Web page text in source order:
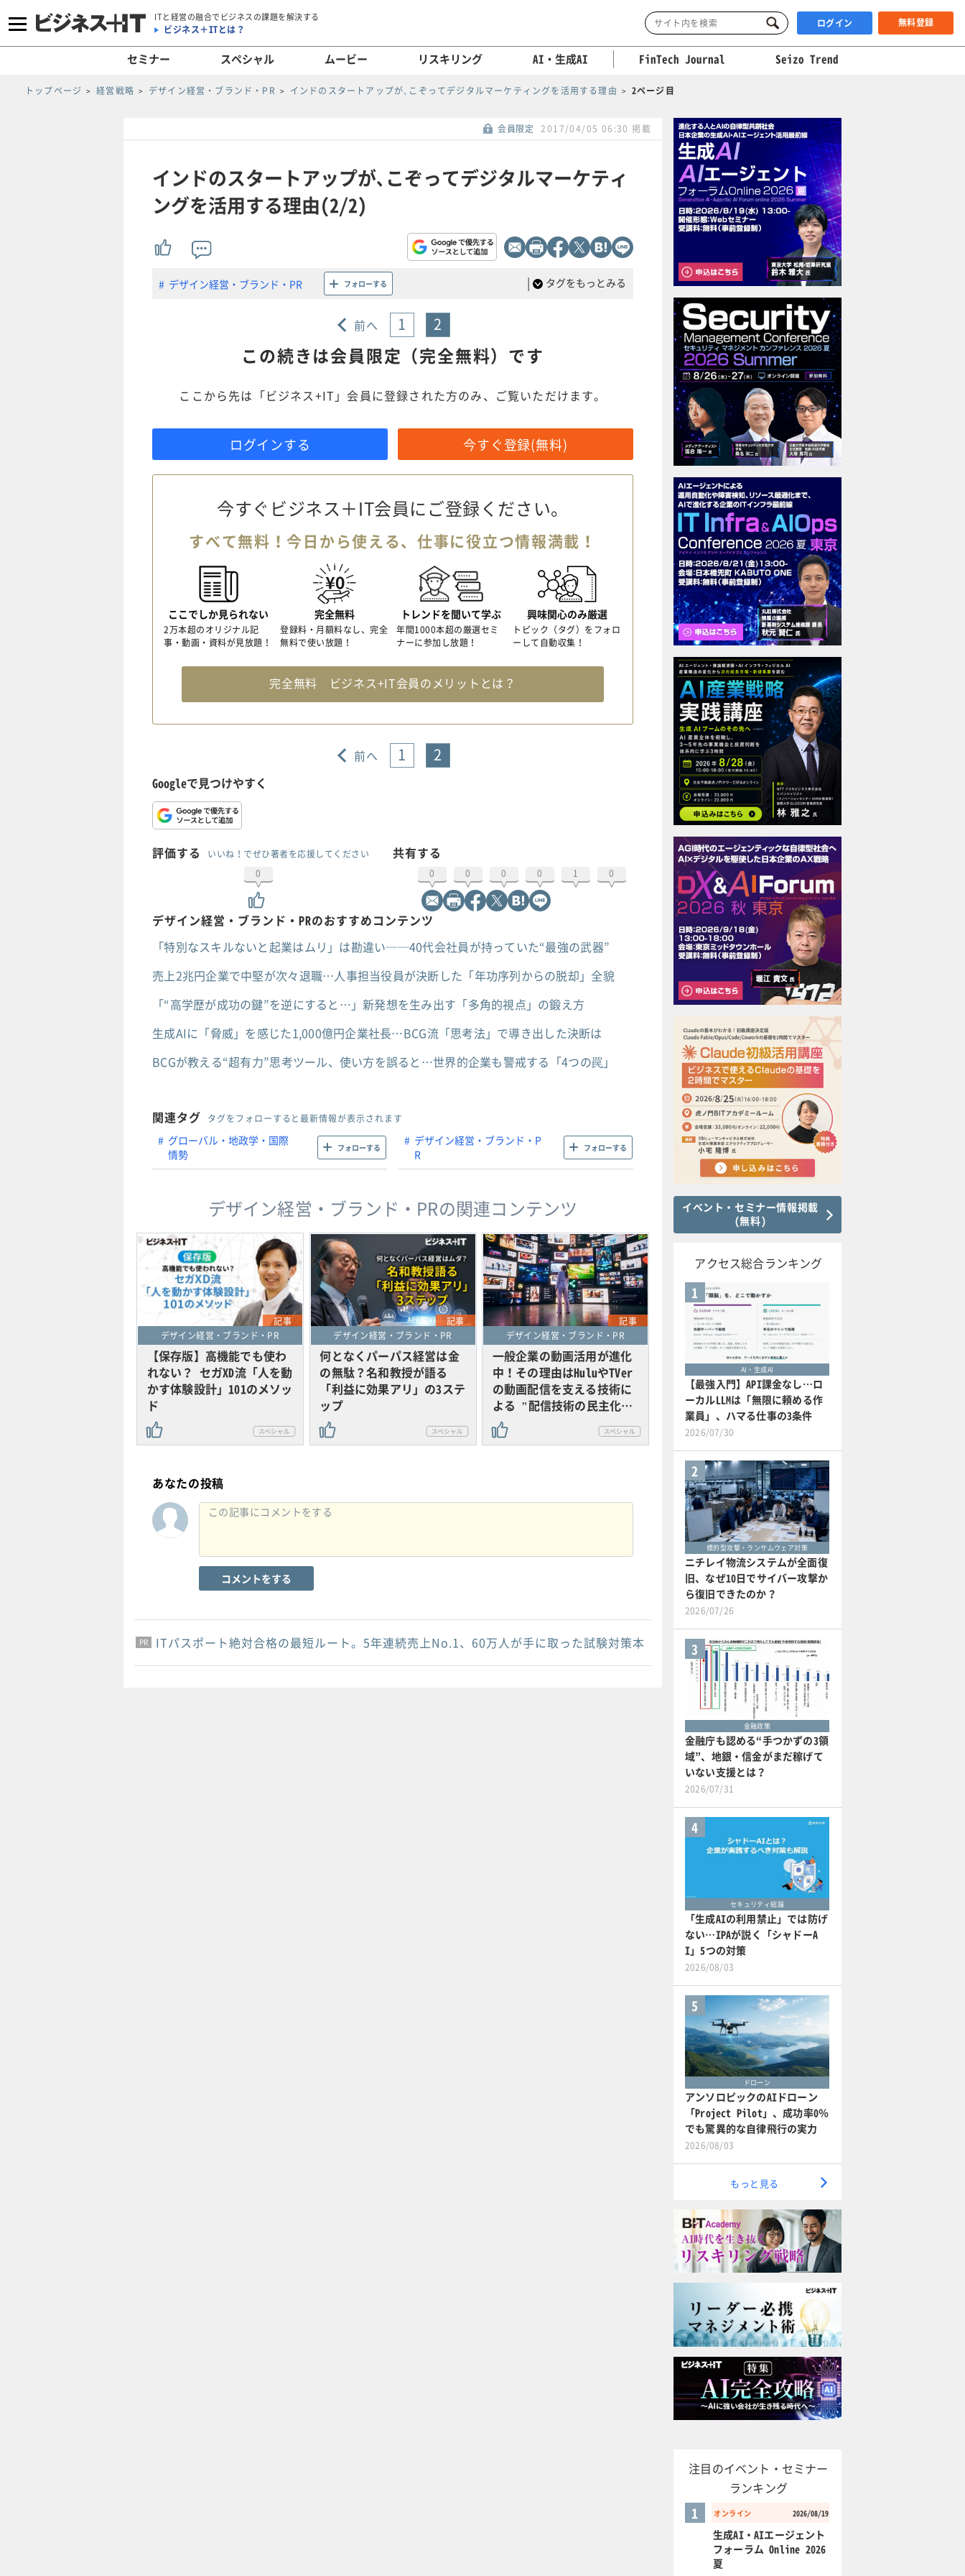
ITと経営の融合でビジネスの課題を解決する
ビジネス＋ITとは？ ログイン 無料登録
セミナー スペシャル ムービー リスキリング AI・生成AI FinTech Journal Seizo Trend
トップページ 経営戦略 デザイン経営・ブランド・PR インドのスタートアップが､こぞってデジタルマーケティングを活用する理由 2ページ目
会員限定 2017/04/05 06:30 掲載
インドのスタートアップが､こぞってデジタルマーケティ
ングを活用する理由(2/2)
デザイン経営・ブランド・PR フォローする | タグをもっとみる
前へ 1 2
この続きは会員限定（完全無料）です
ここから先は「ビジネス+IT」会員に登録された方のみ、ご覧いただけます。
ログインする 今すぐ登録(無料)
今すぐビジネス＋IT会員にご登録ください。
すべて無料！今日から使える、仕事に役立つ情報満載！
ここでしか見られない
2万本超のオリジナル記
事・動画・資料が見放題！
完全無料
登録料・月額料なし、完全
無料で使い放題！
トレンドを聞いて学ぶ
年間1000本超の厳選セミ
ナーに参加し放題！
興味関心のみ厳選
トピック（タグ）をフォロ
ーして自動収集！
完全無料 ビジネス+IT会員のメリットとは？
前へ 1 2
Googleで見つけやすく
評価する
いいね！でぜひ著者を応援してください
0
共有する
0 0 0 0 1 0
デザイン経営・ブランド・PRのおすすめコンテンツ
「特別なスキルないと起業はムリ」は勘違い──40代会社員が持っていた“最強の武器”
売上2兆円企業で中堅が次々退職…人事担当役員が決断した「年功序列からの脱却」全貌
「“高学歴が成功の鍵”を逆にすると…」新発想を生み出す「多角的視点」の鍛え方
生成AIに「脅威」を感じた1,000億円企業社長…BCG流「思考法」で導き出した決断は
BCGが教える“超有力”思考ツール、使い方を誤ると…世界的企業も警戒する「4つの罠」
関連タグ タグをフォローすると最新情報が表示されます
グローバル・地政学・国際
情勢
フォローする
デザイン経営・ブランド・P
R
フォローする
デザイン経営・ブランド・PRの関連コンテンツ
記事
デザイン経営・ブランド・PR
【保存版】高機能でも使わ
れない？ セガXD流「人を動
かす体験設計」101のメソッ
ド
記事
デザイン経営・ブランド・PR
何となくパーパス経営は金
の無駄？名和教授が語る
「利益に効果アリ」の3ステ
ップ
記事
デザイン経営・ブランド・PR
一般企業の動画活用が進化
中！その理由はHuluやTVer
の動画配信を支える技術に
よる "配信技術の民主化…
あなたの投稿
コメントをする
PR
PR
PR ITパスポート絶対合格の最短ルート。5年連続売上No.1、60万人が手に取った試験対策本
イベント・セミナー情報掲載
(無料)
アクセス総合ランキング
1
AI・生成AI
【最強入門】API課金なし…ロ
ーカルLLMは「無限に頼める作
業員」、ハマる仕事の3条件
2026/07/30
2
標的型攻撃・ランサムウェア対策
ニチレイ物流システムが全面復
旧、なぜ10日でサイバー攻撃か
ら復旧できたのか？
2026/07/26
3
金融政策
金融庁も認める“手つかずの3領
域”、地銀・信金がまだ稼げて
いない支援とは？
2026/07/31
4
セキュリティ総論
「生成AIの利用禁止」では防げ
ない…IPAが説く「シャドーA
I」5つの対策
2026/08/03
5
ドローン
アンソロピックのAIドローン
「Project Pilot」、成功率0％
でも驚異的な自律飛行の実力
2026/08/03
もっと見る
注目のイベント・セミナー
ランキング
オンライン 2026/08/19
1
生成AI・AIエージェント
フォーラム Online 2026
夏